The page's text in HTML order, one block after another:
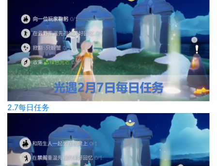
2.7每日任务